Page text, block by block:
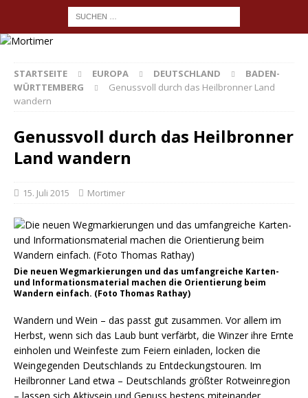
STARTSEITE EUROPA DEUTSCHLAND
BADEN-
WÜRTTEMBERG
Genussvoll durch das Heilbronner Land
wandern
Genussvoll durch das Heilbronner
Land wandern
15. Juli 2015 Mortimer
Die neuen Wegmarkierungen und das umfangreiche Karten-
und Informationsmaterial machen die Orientierung beim
Wandern einfach. (Foto Thomas Rathay)
Wandern und Wein – das passt gut zusammen. Vor allem im
Herbst, wenn sich das Laub bunt verfärbt, die Winzer ihre Ernte
einholen und Weinfeste zum Feiern einladen, locken die
Weingegenden Deutschlands zu Entdeckungstouren. Im
Heilbronner Land etwa – Deutschlands größter Rotweinregion